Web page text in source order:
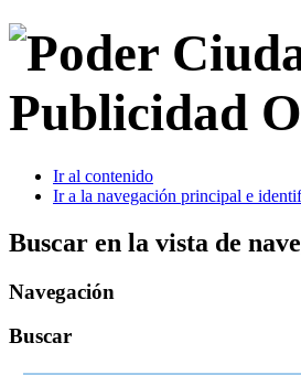
Ir al contenido
Ir a la navegación principal e
Buscar en la vista de
Navegación
Buscar